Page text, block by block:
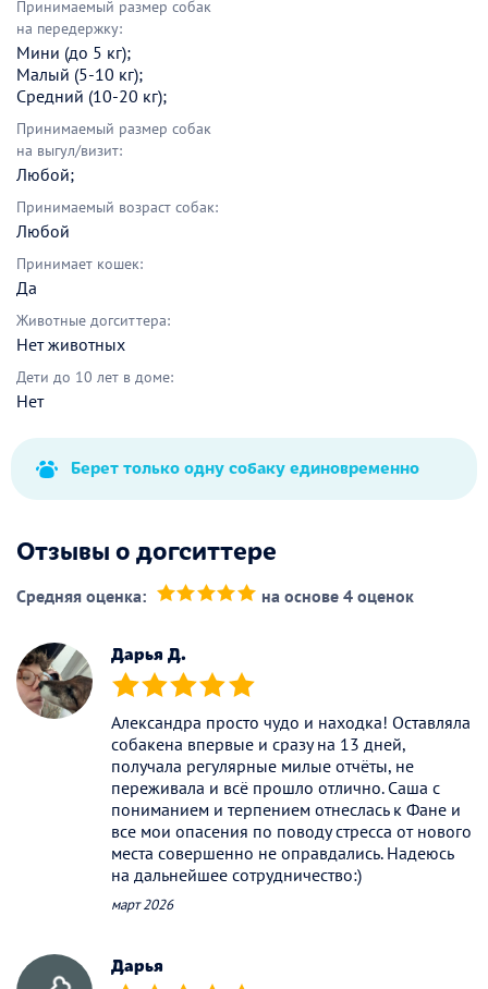
Принимаемый размер собак
на передержку:
Мини (до 5 кг);
Малый (5-10 кг);
Средний (10-20 кг);
Принимаемый размер собак
на выгул/визит:
Любой;
Принимаемый возраст собак:
Любой
Принимает кошек:
Да
Животные догситтера:
Нет животных
Дети до 10 лет в доме:
Нет
Берет только одну собаку единовременно
Отзывы о догситтере
Средняя оценка: на основе 4 оценок
Дарья Д.
(*) (*) (*) (*) (*)
Александра просто чудо и находка! Оставляла
собакена впервые и сразу на 13 дней,
получала регулярные милые отчёты, не
переживала и всё прошло отлично. Саша с
пониманием и терпением отнеслась к Фане и
все мои опасения по поводу стресса от нового
места совершенно не оправдались. Надеюсь
на дальнейшее сотрудничество:)
март 2026
Дарья